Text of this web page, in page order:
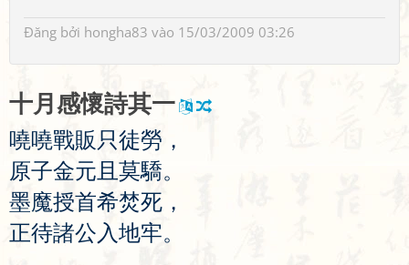
Đăng bởi hongha83 vào 15/03/2009 03:26
十月 感懷詩其一
嘵嘵戰販 只徒勞 ，
原子金元 且 莫驕。
墨魔授首希焚死 ，
正待諸公入地牢。